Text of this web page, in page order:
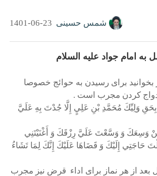
شمس حسینی 1401-06-23
به امام جواد علیه السلام
در ۹ روز بخوانید برای رسیدن به حوائج خصوصا
کردن مجرب است .
بِحَقِ‏ وَلِيِّكَ‏ مُحَمَّدِ بْنِ‏ عَلِيٍ‏ إِلَّا جُدْتَ‏ بِهِ عَلَيَّ
وَسِعَكَ وَ وَسَّعْتَ عَلَيَّ رِزْقَكَ وَ أَغْنَيْتَنِي
إِلَيْكَ وَ قَضَاهَا عَلَيْكَ إِنَّكَ لِمَا تَشَاءُ
بعد از هر نماز برای اداء قرض نیز مجرب